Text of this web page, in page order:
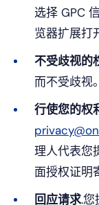
选择 GPC
览器扩展打
不受歧视的
而不受歧视。
行使您的权
理人代表您
面授权证明
回应请求.您